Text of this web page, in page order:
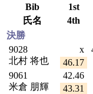
Bib 1st
氏名
4th
決勝
9028
北村 将也
x
46.17
9061
米倉 朋輝
42.46
43.31